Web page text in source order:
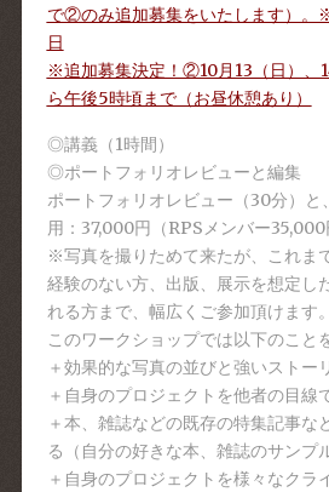
で②のみ追加募集をいたします）。
日
※追加募集決定！②10月13（日）、
ら午後5時頃まで（お昼休憩あり）
◎講義（1時間）
◎ポートフォリオレビューと編集
ポートフォリオレビュー（30分）と
用：37,000円（RPSメンバー35,000
※写真を撮りためて来たが、これま
経験のない方、出版、展示を想定し
れる方まで、幅広くご参加頂けます。
このワークショップでは以下のこと
＋効果的な写真の並びと強いストー
＋自身のプロジェクトを他者の目線
＋本、雑誌などの既存の特集記事な
る（自分の好きな本、雑誌のサンプ
＋自身のプロジェクトを様々なクラ